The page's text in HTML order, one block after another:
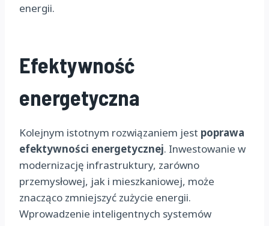
energii.
Efektywność
energetyczna
Kolejnym istotnym rozwiązaniem jest poprawa
efektywności energetycznej. Inwestowanie w
modernizację infrastruktury, zarówno
przemysłowej, jak i mieszkaniowej, może
znacząco zmniejszyć zużycie energii.
Wprowadzenie inteligentnych systemów